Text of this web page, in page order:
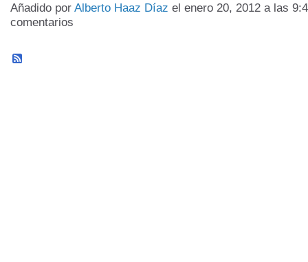
Añadido por Alberto Haaz Díaz el enero 20, 2012 a las
comentarios